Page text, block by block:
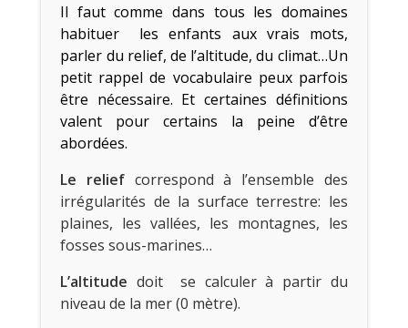
Il faut comme dans tous les domaines
habituer les enfants aux vrais mots,
parler du relief, de l’altitude, du climat…Un
petit rappel de vocabulaire peux parfois
être nécessaire. Et certaines définitions
valent pour certains la peine d’être
abordées.
Le reliefcorrespond à l’ensemble des
irrégularités de la surface terrestre: les
plaines, les vallées, les montagnes, les
fosses sous-marines…
L’altitude doit
se calculer à partir du
niveau de la mer (0 mètre).